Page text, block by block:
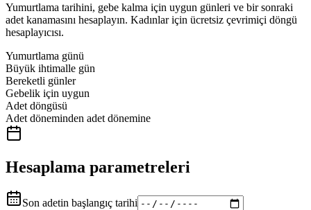
Yumurtlama tarihini, gebe kalma için uygun günleri ve bir sonraki
adet kanamasını hesaplayın. Kadınlar için ücretsiz çevrimiçi döngü
hesaplayıcısı.
Yumurtlama günü
Büyük ihtimalle gün
Bereketli günler
Gebelik için uygun
Adet döngüsü
Adet döneminden adet dönemine
Hesaplama parametreleri
Son adetin başlangıç ​​tarihi